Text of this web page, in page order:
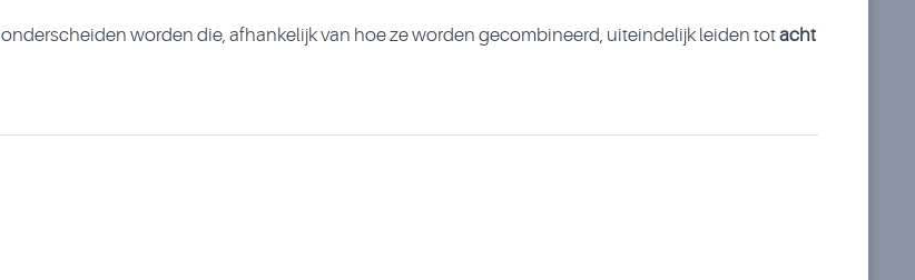
onderscheiden worden die, afhankelijk van hoe ze worden gecombineerd, uiteindelijk leiden totacht